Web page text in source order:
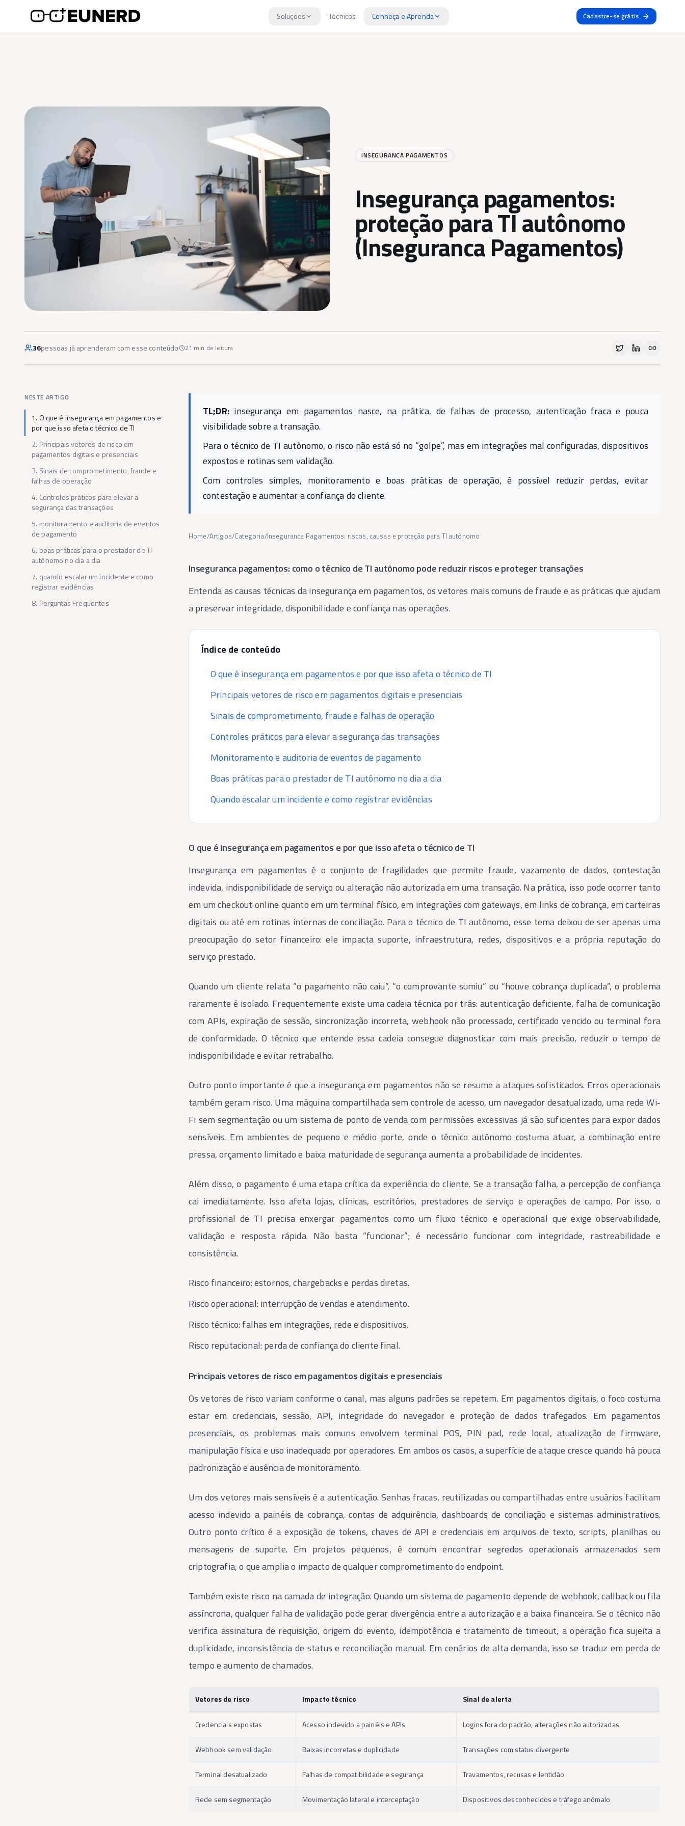
Soluções Técnicos Conheça e Aprenda Cadastre-se grátis
INSEGURANCA PAGAMENTOS
Insegurança pagamentos:
proteção para TI autônomo
(Inseguranca Pagamentos)
36pessoas já aprenderam com esse conteúdo 21 min de leitura
NESTE ARTIGO
1. O que é insegurança em pagamentos e
por que isso afeta o técnico de TI
2. Principais vetores de risco em
pagamentos digitais e presenciais
3. Sinais de comprometimento, fraude e
falhas de operação
4. Controles práticos para elevar a
segurança das transações
5. monitoramento e auditoria de eventos
de pagamento
6. boas práticas para o prestador de TI
autônomo no dia a dia
7. quando escalar um incidente e como
registrar evidências
8. Perguntas Frequentes
TL;DR:insegurança em pagamentos nasce, na prática, de falhas de processo, autenticação fraca e pouca
visibilidade sobre a transação.
Para o técnico de TI autônomo, o risco não está só no “golpe”, mas em integrações mal configuradas, dispositivos
expostos e rotinas sem validação.
Com controles simples, monitoramento e boas práticas de operação, é possível reduzir perdas, evitar
contestação e aumentar a confiança do cliente.
Home/Artigos/Categoria/Inseguranca Pagamentos: riscos, causas e proteção para TI autônomo
Inseguranca pagamentos: como o técnico de TI autônomo pode reduzir riscos e proteger transações
Entenda as causas técnicas da insegurança em pagamentos, os vetores mais comuns de fraude e as práticas que ajudam
a preservar integridade, disponibilidade e confiança nas operações.
Índice de conteúdo
O que é insegurança em pagamentos e por que isso afeta o técnico de TI
Principais vetores de risco em pagamentos digitais e presenciais
Sinais de comprometimento, fraude e falhas de operação
Controles práticos para elevar a segurança das transações
Monitoramento e auditoria de eventos de pagamento
Boas práticas para o prestador de TI autônomo no dia a dia
Quando escalar um incidente e como registrar evidências
O que é insegurança em pagamentos e por que isso afeta o técnico de TI
Insegurança em pagamentos é o conjunto de fragilidades que permite fraude, vazamento de dados, contestação
indevida, indisponibilidade de serviço ou alteração não autorizada em uma transação. Na prática, isso pode ocorrer tanto
em um checkout online quanto em um terminal físico, em integrações com gateways, em links de cobrança, em carteiras
digitais ou até em rotinas internas de conciliação. Para o técnico de TI autônomo, esse tema deixou de ser apenas uma
preocupação do setor financeiro: ele impacta suporte, infraestrutura, redes, dispositivos e a própria reputação do
serviço prestado.
Quando um cliente relata “o pagamento não caiu”, “o comprovante sumiu” ou “houve cobrança duplicada”, o problema
raramente é isolado. Frequentemente existe uma cadeia técnica por trás: autenticação deficiente, falha de comunicação
com APIs, expiração de sessão, sincronização incorreta, webhook não processado, certificado vencido ou terminal fora
de conformidade. O técnico que entende essa cadeia consegue diagnosticar com mais precisão, reduzir o tempo de
indisponibilidade e evitar retrabalho.
Outro ponto importante é que a insegurança em pagamentos não se resume a ataques sofisticados. Erros operacionais
também geram risco. Uma máquina compartilhada sem controle de acesso, um navegador desatualizado, uma rede Wi-
Fi sem segmentação ou um sistema de ponto de venda com permissões excessivas já são suficientes para expor dados
sensíveis. Em ambientes de pequeno e médio porte, onde o técnico autônomo costuma atuar, a combinação entre
pressa, orçamento limitado e baixa maturidade de segurança aumenta a probabilidade de incidentes.
Além disso, o pagamento é uma etapa crítica da experiência do cliente. Se a transação falha, a percepção de confiança
cai imediatamente. Isso afeta lojas, clínicas, escritórios, prestadores de serviço e operações de campo. Por isso, o
profissional de TI precisa enxergar pagamentos como um fluxo técnico e operacional que exige observabilidade,
validação e resposta rápida. Não basta “funcionar”; é necessário funcionar com integridade, rastreabilidade e
consistência.
Risco financeiro: estornos, chargebacks e perdas diretas.
Risco operacional: interrupção de vendas e atendimento.
Risco técnico: falhas em integrações, rede e dispositivos.
Risco reputacional: perda de confiança do cliente final.
Principais vetores de risco em pagamentos digitais e presenciais
Os vetores de risco variam conforme o canal, mas alguns padrões se repetem. Em pagamentos digitais, o foco costuma
estar em credenciais, sessão, API, integridade do navegador e proteção de dados trafegados. Em pagamentos
presenciais, os problemas mais comuns envolvem terminal POS, PIN pad, rede local, atualização de firmware,
manipulação física e uso inadequado por operadores. Em ambos os casos, a superfície de ataque cresce quando há pouca
padronização e ausência de monitoramento.
Um dos vetores mais sensíveis é a autenticação. Senhas fracas, reutilizadas ou compartilhadas entre usuários facilitam
acesso indevido a painéis de cobrança, contas de adquirência, dashboards de conciliação e sistemas administrativos.
Outro ponto crítico é a exposição de tokens, chaves de API e credenciais em arquivos de texto, scripts, planilhas ou
mensagens de suporte. Em projetos pequenos, é comum encontrar segredos operacionais armazenados sem
criptografia, o que amplia o impacto de qualquer comprometimento do endpoint.
Também existe risco na camada de integração. Quando um sistema de pagamento depende de webhook, callback ou fila
assíncrona, qualquer falha de validação pode gerar divergência entre a autorização e a baixa financeira. Se o técnico não
verifica assinatura de requisição, origem do evento, idempotência e tratamento de timeout, a operação fica sujeita a
duplicidade, inconsistência de status e reconciliação manual. Em cenários de alta demanda, isso se traduz em perda de
tempo e aumento de chamados.
Vetores de risco Impacto técnico Sinal de alerta
Credenciais expostas Acesso indevido a painéis e APIs Logins fora do padrão, alterações não autorizadas
Webhook sem validação Baixas incorretas e duplicidade Transações com status divergente
Terminal desatualizado Falhas de compatibilidade e segurança Travamentos, recusas e lentidão
Rede sem segmentação Movimentação lateral e interceptação Dispositivos desconhecidos e tráfego anômalo